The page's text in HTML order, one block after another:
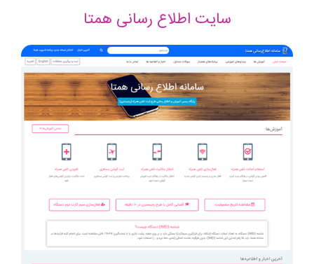
سایت اطلاع رسانی همتا